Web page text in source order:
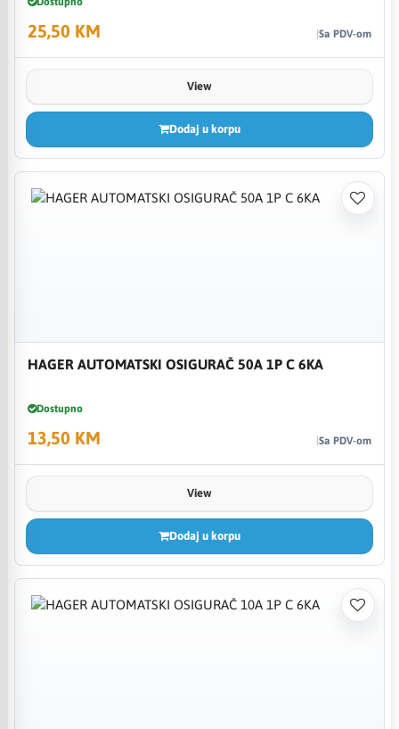
25,50 KM Sa PDV-om
View
Dodaj u korpu
HAGER AUTOMATSKI OSIGURAČ 50A 1P C 6KA
Dostupno
13,50 KM Sa PDV-om
View
Dodaj u korpu